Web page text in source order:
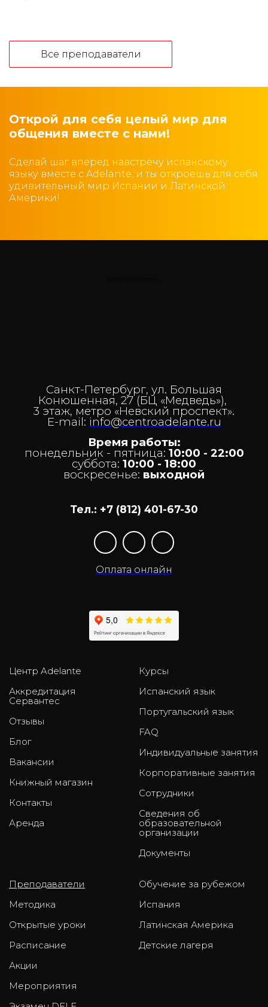
Все преподаватели
Открой для себя целый мир для
общения вместе с нами!
Сделай шаг вперед навстречу испанскому
языку вместе с Adelante, и ты откроешь для себя
удивительный мир Испании и Латинской
Америки!
Санкт-Петербург, ул. Большая
Конюшенная, 27 (БЦ «Медведь»),
3 этаж, метро «Невский проспект».
E-mail: info@centroadelante.ru
Время работы:
понедельник - пятница: 10:00 - 22:00
суббота: 10:00 - 18:00
воскресенье: выходной
Тел.: +7 (812) 401-67-30
Оплата онлайн
Центр Adelante
Аккредитация
Сервантес
Отзывы
Блог
Вакансии
Книжный магазин
Контакты
Аренда
Курсы
Испанский язык
Португальский язык
FAQ
Индивидуальные занятия
Корпоративные занятия
Сотрудники
Сведения об
образовательной
организации
Документы
Преподаватели
Методика
Открытые уроки
Расписание
Акции
Мероприятия
Обучение за рубежом
Испания
Латинская Америка
Детские лагеря